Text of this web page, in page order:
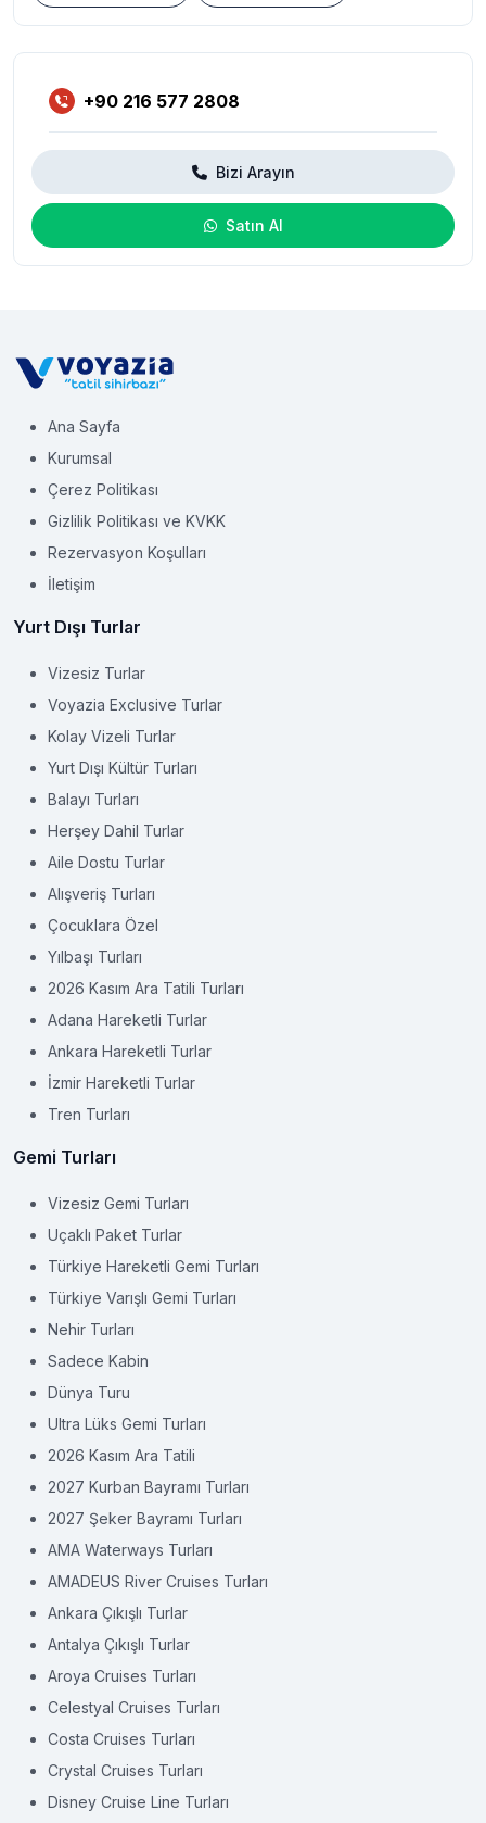
+90 216 577 2808
Bizi Arayın
Satın Al
Ana Sayfa
Kurumsal
Çerez Politikası
Gizlilik Politikası ve KVKK
Rezervasyon Koşulları
İletişim
Yurt Dışı Turlar
Vizesiz Turlar
Voyazia Exclusive Turlar
Kolay Vizeli Turlar
Yurt Dışı Kültür Turları
Balayı Turları
Herşey Dahil Turlar
Aile Dostu Turlar
Alışveriş Turları
Çocuklara Özel
Yılbaşı Turları
2026 Kasım Ara Tatili Turları
Adana Hareketli Turlar
Ankara Hareketli Turlar
İzmir Hareketli Turlar
Tren Turları
Gemi Turları
Vizesiz Gemi Turları
Uçaklı Paket Turlar
Türkiye Hareketli Gemi Turları
Türkiye Varışlı Gemi Turları
Nehir Turları
Sadece Kabin
Dünya Turu
Ultra Lüks Gemi Turları
2026 Kasım Ara Tatili
2027 Kurban Bayramı Turları
2027 Şeker Bayramı Turları
AMA Waterways Turları
AMADEUS River Cruises Turları
Ankara Çıkışlı Turlar
Antalya Çıkışlı Turlar
Aroya Cruises Turları
Celestyal Cruises Turları
Costa Cruises Turları
Crystal Cruises Turları
Disney Cruise Line Turları